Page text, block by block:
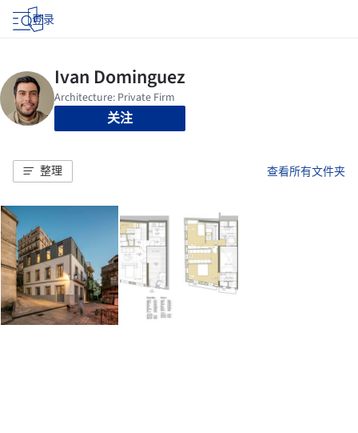
登录
关注
整理 查看所有文件夹